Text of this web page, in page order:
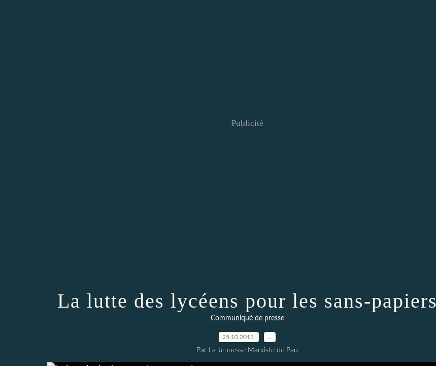
Publicité
La lutte des lycéens pour les sans-papiers
Communiqué de presse
25.10.2013
Par La Jeunesse Marxiste de Pau